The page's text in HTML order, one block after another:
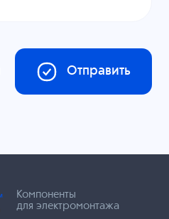
Отправить
Компоненты
для электромонтажа